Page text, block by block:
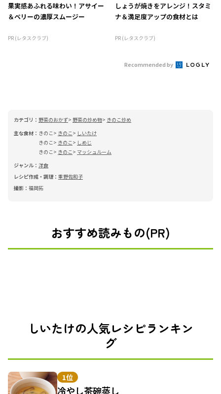
果実感あふれる味わい！アサイー
＆ベリーの濃厚スムージー
PR (レタスクラブ)
しょうが焼きをアレンジ！スタミ
ナ＆満足度アップの食材とは
PR (レタスクラブ)
Recommended by
カテゴリ： 野菜のおかず 野菜の炒め物
きのこ炒め
主な食材： きのこ きのこ
しいたけ
きのこ
きのこ
しめじ
きのこ
きのこ
マッシュルーム
ジャンル： 洋食
レシピ作成・調理： 重野佐和子
撮影： 福岡拓
おすすめ読みもの(PR)
しいたけの人気レシピランキン
グ
1位
冷やし茶碗蒸し